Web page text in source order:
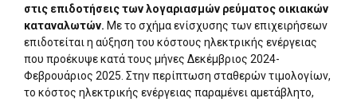
στις επιδοτήσεις των λογαριασμών ρεύματος οικιακών
καταναλωτών. Με το σχήμα ενίσχυσης των επιχειρήσεων
επιδοτείται η αύξηση του κόστους ηλεκτρικής ενέργειας
που προέκυψε κατά τους μήνες Δεκέμβριος 2024-
Φεβρουάριος 2025. Στην περίπτωση σταθερών τιμολογίων,
το κόστος ηλεκτρικής ενέργειας παραμένει αμετάβλητο,